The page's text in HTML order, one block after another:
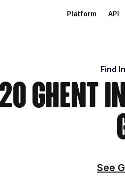
Platform API
Find
Ghent
See